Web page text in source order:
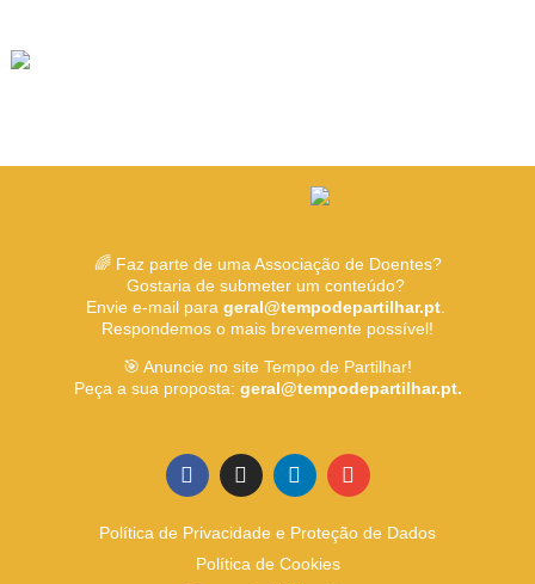
🌈 Faz parte de uma Associação de Doentes?
Gostaria de submeter um conteúdo?
Envie e-mail para geral@tempodepartilhar.pt.
Respondemos o mais brevemente possível!
🎯 Anuncie no site Tempo de Partilhar!
Peça a sua proposta: geral@tempodepartilhar.pt.
Política de Privacidade e Proteção de Dados
Política de Cookies